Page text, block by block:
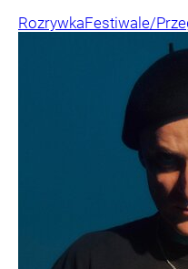
RozrywkaFestiwale/